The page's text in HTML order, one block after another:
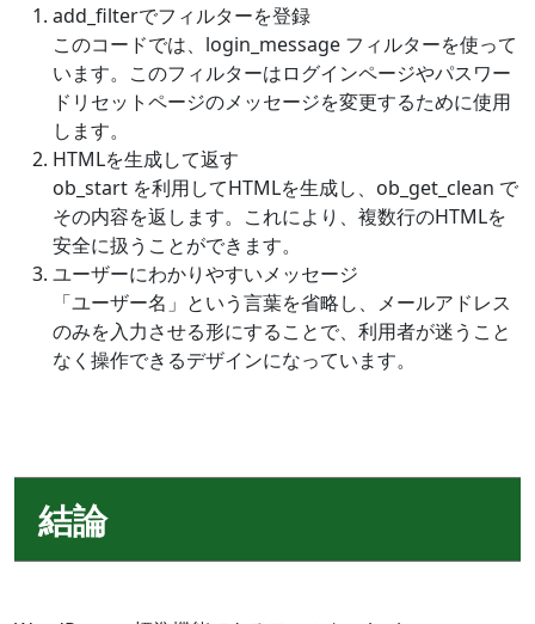
add_filterでフィルターを登録
このコードでは、login_message フィルターを使って
います。このフィルターはログインページやパスワー
ドリセットページのメッセージを変更するために使用
します。
HTMLを生成して返す
ob_start を利用してHTMLを生成し、ob_get_clean で
その内容を返します。これにより、複数行のHTMLを
安全に扱うことができます。
ユーザーにわかりやすいメッセージ
「ユーザー名」という言葉を省略し、メールアドレス
のみを入力させる形にすることで、利用者が迷うこと
なく操作できるデザインになっています。
結論